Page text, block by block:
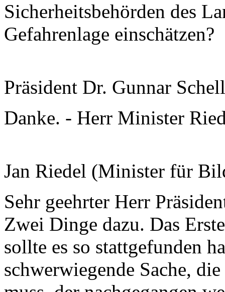
Sicherheitsbehörden des
Gefahrenlage einschätzen?
Präsident Dr. Gunnar
Danke. - Herr Minister
Jan Riedel (Minister für
Sehr geehrter Herr
Zwei Dinge dazu. Das
sollte es so stattgefunden
schwerwiegende Sache,